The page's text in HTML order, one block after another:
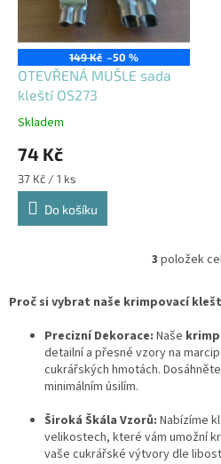
149 Kč –50 %
OTEVŘENÁ MUŠLE sada
kleští OS273
Skladem
74 Kč
Měrná
cena:
37 Kč / 1 ks
Do košíku
O
l
d
a
c
r
v
k
3 položek
Proč si vybrat naše krimpovací
Precizní Dekorace: Naše
detailní a přesné vzory na
cukrářských hmotách.
minimálním úsilím.
Široká Škála Vzorů: Nabízíme
velikostech, které vám umožní
vaše cukrářské výtvory dle